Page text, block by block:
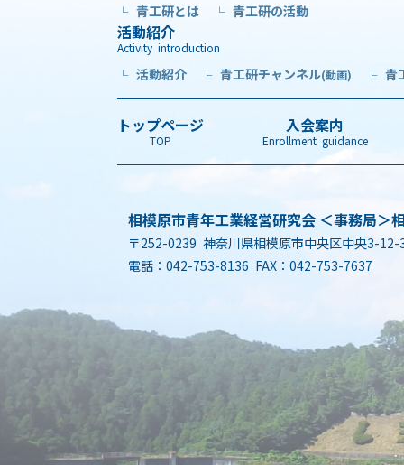
└ 青工研とは └ 青工研の活動
活動紹介
Activity introduction
└ 活動紹介 └ 青工研チャンネル(動画) └ 青
トップページ
TOP
入会案内
Enrollment guidance
相模原市青年工業経営研究会 ＜事務局＞
〒252-0239 神奈川県相模原市中央区中央3-12-
電話：042-753-8136 FAX：042-753-7637